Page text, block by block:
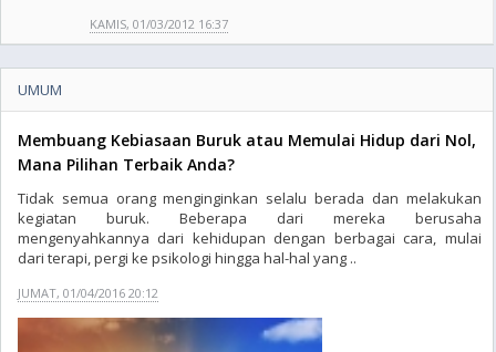
KAMIS, 01/03/2012 16:37
UMUM
Membuang Kebiasaan Buruk atau Memulai Hidup dari Nol,
Mana Pilihan Terbaik Anda?
Tidak semua orang menginginkan selalu berada dan melakukan
kegiatan buruk. Beberapa dari mereka berusaha
mengenyahkannya dari kehidupan dengan berbagai cara, mulai
dari terapi, pergi ke psikologi hingga hal-hal yang ..
JUMAT, 01/04/2016 20:12